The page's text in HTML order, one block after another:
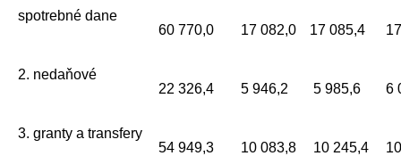
spotrebné dane
60 770,0
17 082,0 17 085,4
2. nedaňové
22 326,4
5 946,2 5 985,6 6
3. granty a transfery
54 949,3
10 083,8 10 245,4